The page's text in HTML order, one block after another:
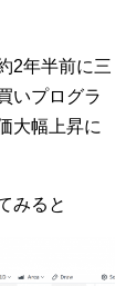
2年半前に三
いプログラ
大幅上昇に
みると